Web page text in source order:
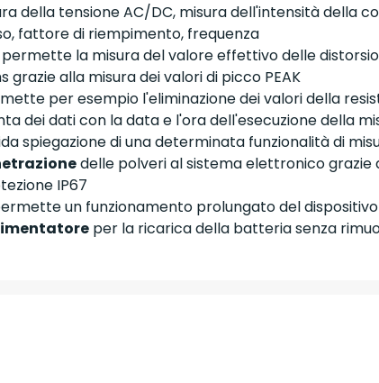
della tensione AC/DC, misura dell'intensità della
fattore di riempimento, frequenza
la misura del valore effettivo delle
alla misura dei valori di picco PEAK
per esempio l'eliminazione dei valori della
dei dati con la data e l'ora dell'esecuzione della
spiegazione di una determinata funzionalità di
delle polveri al sistema elettronico grazie
IP67
un funzionamento prolungato del dispositivo
per la ricarica della batteria senza